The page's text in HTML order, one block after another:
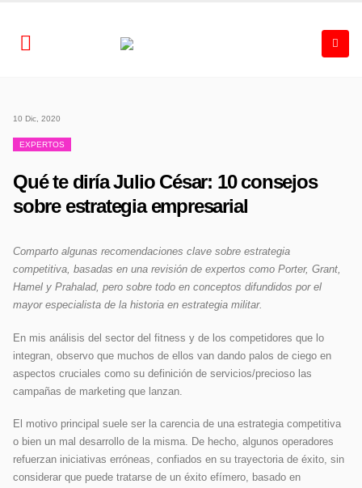
10 Dic, 2020
EXPERTOS
Qué te diría Julio César: 10 consejos
sobre estrategia empresarial
Comparto algunas recomendaciones clave sobre estrategia
competitiva, basadas en una revisión de expertos como Porter, Grant,
Hamel y Prahalad, pero sobre todo en conceptos difundidos por el
mayor especialista de la historia en estrategia militar.
En mis análisis del sector del fitness y de los competidores que lo
integran, observo que muchos de ellos van dando palos de ciego en
aspectos cruciales como su definición de servicios/precioso las
campañas de marketing que lanzan.
El motivo principal suele ser la carencia de una estrategia competitiva
o bien un mal desarrollo de la misma. De hecho, algunos operadores
refuerzan iniciativas erróneas, confiados en su trayectoria de éxito, sin
considerar que puede tratarse de un éxito efímero, basado en